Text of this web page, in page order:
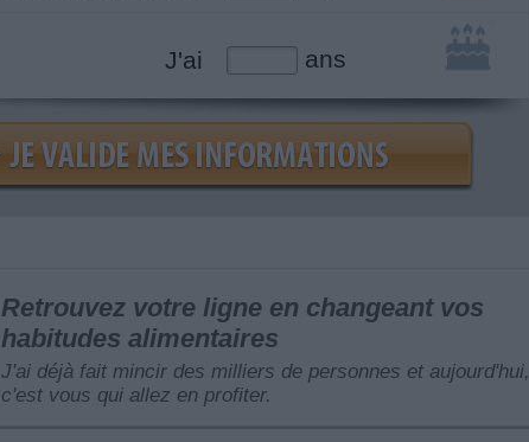
J'ai ans
Retrouvez votre ligne en changeant vos
habitudes alimentaires
J'ai déjà fait mincir des milliers de personnes et aujourd'hui,
c'est vous qui allez en profiter.